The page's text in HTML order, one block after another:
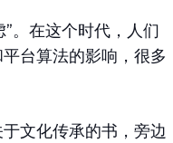
。在这个时代，人们
台算法的影响，很多
文化传承的书，旁边